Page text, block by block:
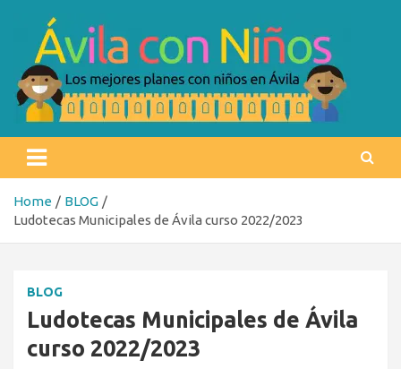
content
Ávila con niños
Home
BLOG
Ludotecas Municipales de Ávila curso 2022/2023
BLOG
Ludotecas Municipales de Ávila
curso 2022/2023